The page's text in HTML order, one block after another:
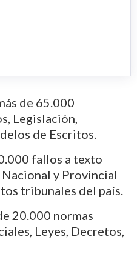
de 65.000
Legislación,
de Escritos.
fallos a texto
y Provincial
tribunales del país.
20.000 normas
Leyes, Decretos,